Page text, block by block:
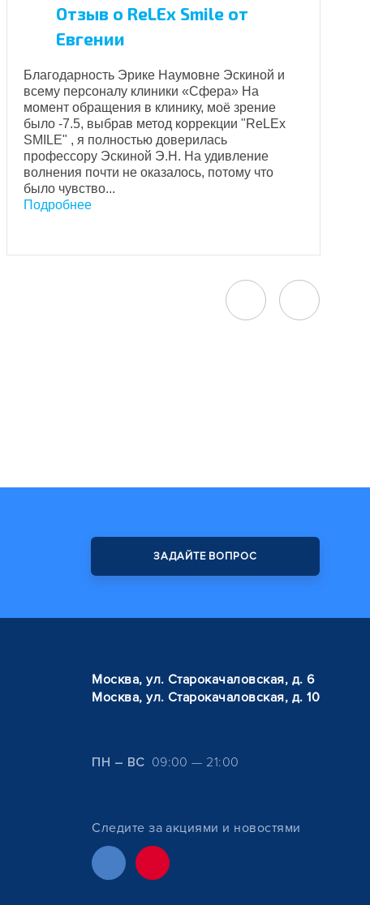
Отзыв о ReLEx Smile от
Евгении
Благодарность Эрике Наумовне Эскиной и
всему персоналу клиники «Сфера» На
момент обращения в клинику, моё зрение
было -7.5, выбрав метод коррекции "ReLEx
SMILE" , я полностью доверилась
профессору Эскиной Э.Н. На удивление
волнения почти не оказалось, потому что
было чувство...
Подробнее
ЗАДАЙТЕ ВОПРОС
Москва, ул. Старокачаловская, д. 6
Москва, ул. Старокачаловская, д. 10
ПН – ВС 09:00 — 21:00
Следите за акциями и новостями